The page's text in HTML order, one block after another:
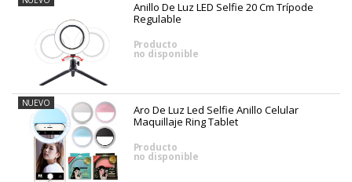
Anillo De Luz LED Selfie 20 Cm Trípode
Regulable
Producto
no disponible
NUEVO
Aro De Luz Led Selfie Anillo Celular
Maquillaje Ring Tablet
Producto
no disponible